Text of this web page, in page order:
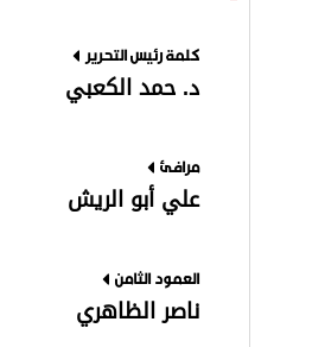
كلمة رئيس التحرير
د. حمد الكعبي
مرافئ
علي أبو الريش
العمود الثامن
ناصر الظاهري